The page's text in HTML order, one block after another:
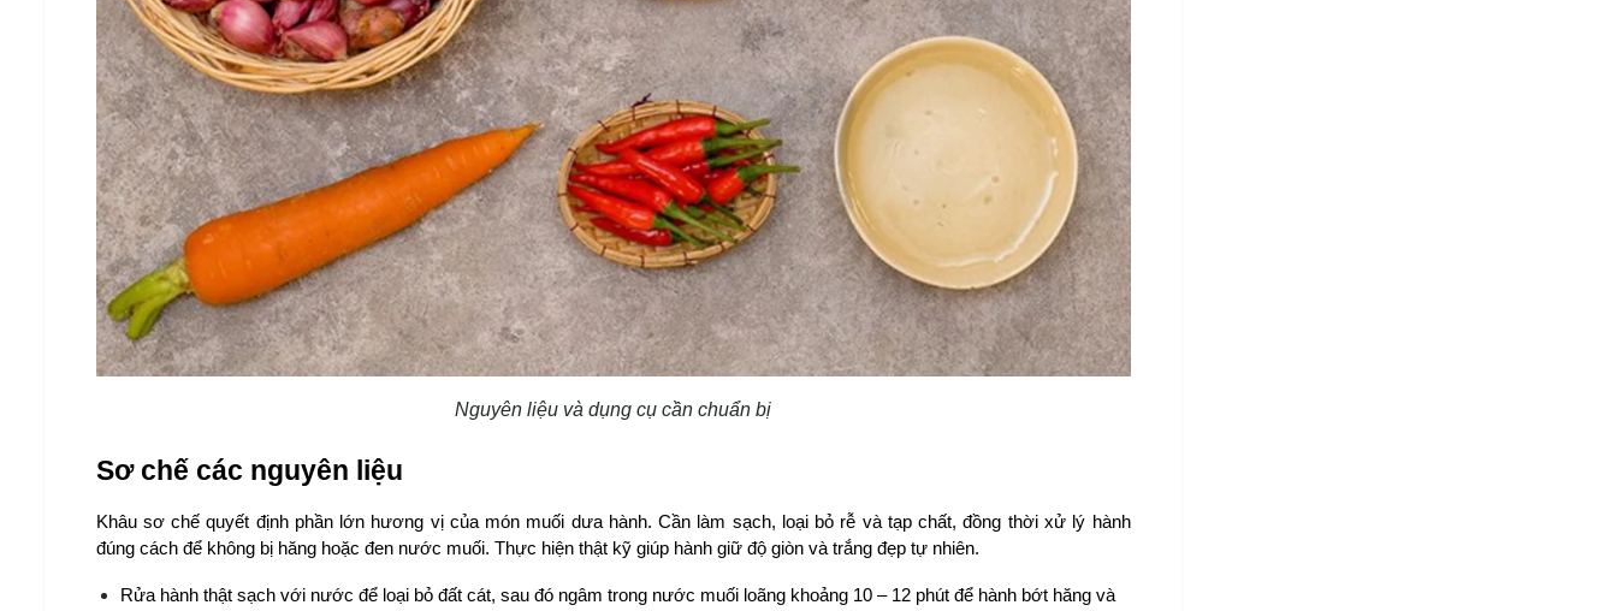
Nguyên liệu và dụng cụ cần chuẩn bị
Sơ chế các nguyên liệu
Khâu sơ chế quyết định phần lớn hương vị của món muối dưa hành. Cần làm sạch, loại bỏ rễ và tạp chất, đồng thời xử lý hành
đúng cách để không bị hăng hoặc đen nước muối. Thực hiện thật kỹ giúp hành giữ độ giòn và trắng đẹp tự nhiên.
Rửa hành thật sạch với nước để loại bỏ đất cát, sau đó ngâm trong nước muối loãng khoảng 10 – 12 phút để hành bớt hăng và